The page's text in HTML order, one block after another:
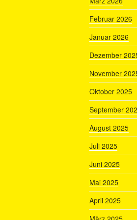
Februar 2026
Januar 2026
Dezember
November
Oktober 2025
September
August 2025
Juli 2025
Juni 2025
Mai 2025
April 2025